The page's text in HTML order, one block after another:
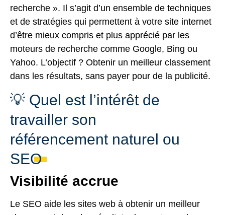
recherche ». Il s’agit d’un ensemble de techniques
et de stratégies qui permettent à votre site internet
d’être mieux compris et plus apprécié par les
moteurs de recherche comme Google, Bing ou
Yahoo. L’objectif ? Obtenir un meilleur classement
dans les résultats, sans payer pour de la publicité.
💡 Quel est l’intérêt de
travailler son
référencement naturel ou
SEO
Visibilité accrue
Le SEO aide les sites web à obtenir un meilleur